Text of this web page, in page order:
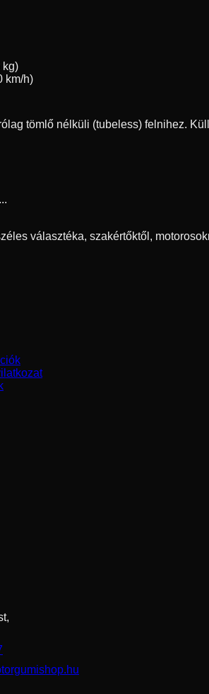
kg)
km/h)
tömlő nélküli (tubeless) felnihez.
választéka, szakértőktől,